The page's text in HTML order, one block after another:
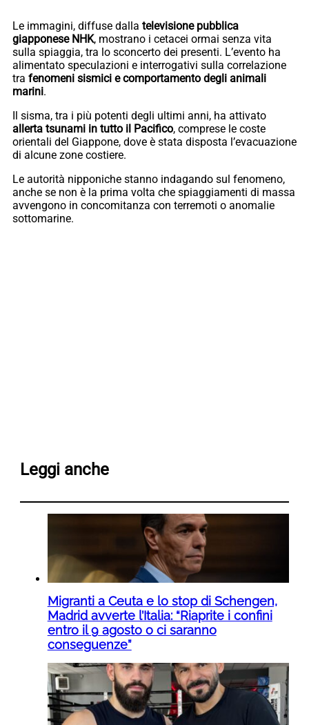
Le immagini, diffuse dalla televisione pubblica
giapponese NHK, mostrano i cetacei ormai senza vita
sulla spiaggia, tra lo sconcerto dei presenti. L’evento ha
alimentato speculazioni e interrogativi sulla correlazione
tra fenomeni sismici e comportamento degli animali
marini.
Il sisma, tra i più potenti degli ultimi anni, ha attivato
allerta tsunami in tutto il Pacifico, comprese le coste
orientali del Giappone, dove è stata disposta l’evacuazione
di alcune zone costiere.
Le autorità nipponiche stanno indagando sul fenomeno,
anche se non è la prima volta che spiaggiamenti di massa
avvengono in concomitanza con terremoti o anomalie
sottomarine.
Leggi anche
Migranti a Ceuta e lo stop di Schengen,
Madrid avverte l’Italia: “Riaprite i confini
entro il 9 agosto o ci saranno
conseguenze”